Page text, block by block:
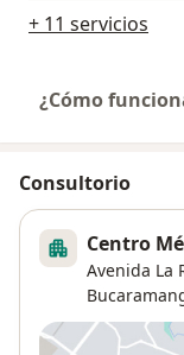
+ 11 servicios
¿Cómo
Consultorio
Centro
Avenida La